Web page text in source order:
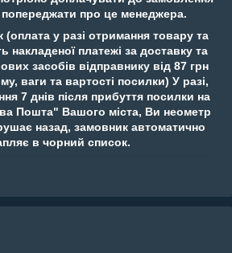
про це менеджера.
(оплата у разі отримання товару та
накладеної платежі за доставку та
засобів відправнику від 87 грн
ваги та вартості посилки) У разі,
7 днів після прибуття посилки на
Пошта" Вашого міста, Ви неометр
назад, замовник автоматично
в чорний список.